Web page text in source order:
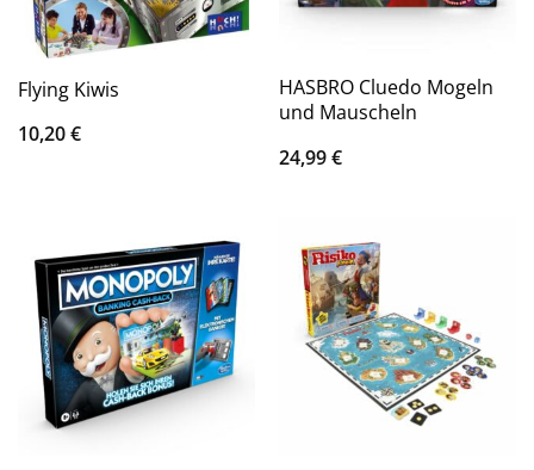
Flying Kiwis
10,20€
HASBRO Cluedo Mogeln
und Mauscheln
24,99€